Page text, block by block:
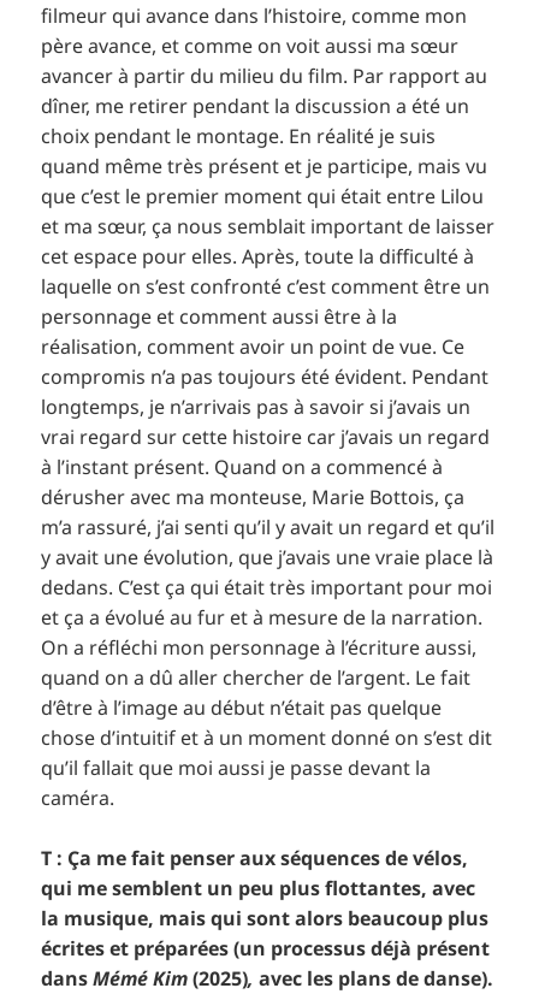
filmeur qui avance dans l’histoire, comme mon
père avance, et comme on voit aussi ma sœur
avancer à partir du milieu du film. Par rapport au
dîner, me retirer pendant la discussion a été un
choix pendant le montage. En réalité je suis
quand même très présent et je participe, mais vu
que c’est le premier moment qui était entre Lilou
et ma sœur, ça nous semblait important de laisser
cet espace pour elles. Après, toute la difficulté à
laquelle on s’est confronté c’est comment être un
personnage et comment aussi être à la
réalisation, comment avoir un point de vue. Ce
compromis n’a pas toujours été évident. Pendant
longtemps, je n’arrivais pas à savoir si j’avais un
vrai regard sur cette histoire car j’avais un regard
à l’instant présent. Quand on a commencé à
dérusher avec ma monteuse, Marie Bottois, ça
m’a rassuré, j’ai senti qu’il y avait un regard et qu’il
y avait une évolution, que j’avais une vraie place là
dedans. C’est ça qui était très important pour moi
et ça a évolué au fur et à mesure de la narration.
On a réfléchi mon personnage à l’écriture aussi,
quand on a dû aller chercher de l’argent. Le fait
d’être à l’image au début n’était pas quelque
chose d’intuitif et à un moment donné on s’est dit
qu’il fallait que moi aussi je passe devant la
caméra.
T : Ça me fait penser aux séquences de vélos,
qui me semblent un peu plus flottantes, avec
la musique, mais qui sont alors beaucoup plus
écrites et préparées (un processus déjà présent
dansMémé Kim(2025), avec les plans de danse).